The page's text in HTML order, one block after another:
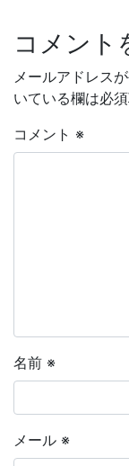
コメント
メールアドレス
いている欄は必
コメント ※
名前 ※
メール ※